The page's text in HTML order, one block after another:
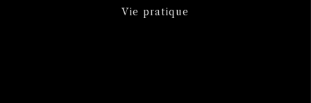
Vie pratique